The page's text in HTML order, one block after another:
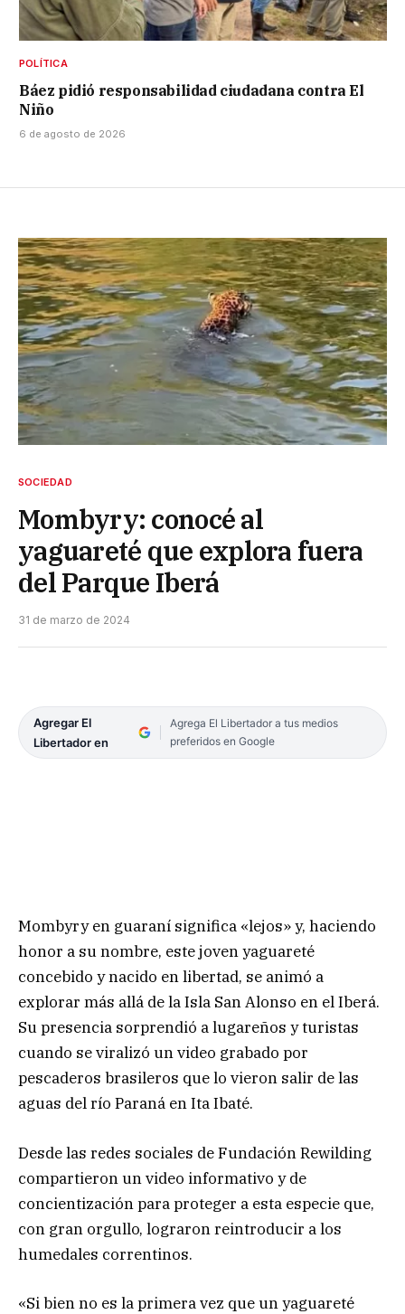
POLÍTICA
Báez pidió responsabilidad ciudadana contra El
Niño
6 de agosto de 2026
SOCIEDAD
Mombyry: conocé al
yaguareté que explora fuera
del Parque Iberá
31 de marzo de 2024
Agregar El
Libertador en
Agrega El Libertador a tus medios
preferidos en Google
Mombyry en guaraní significa «lejos» y, haciendo
honor a su nombre, este joven yaguareté
concebido y nacido en libertad, se animó a
explorar más allá de la Isla San Alonso en el Iberá.
Su presencia sorprendió a lugareños y turistas
cuando se viralizó un video grabado por
pescaderos brasileros que lo vieron salir de las
aguas del río Paraná en Ita Ibaté.
Desde las redes sociales de Fundación Rewilding
compartieron un video informativo y de
concientización para proteger a esta especie que,
con gran orgullo, lograron reintroducir a los
humedales correntinos.
«Si bien no es la primera vez que un yaguareté